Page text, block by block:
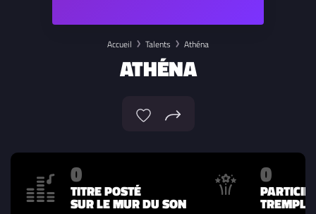
Accueil Talents Athéna
ATHÉNA
0
TITRE POSTÉ
SUR LE MUR DU SON
0